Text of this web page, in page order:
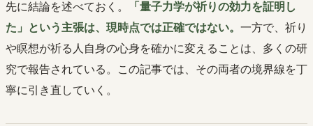
先に結論を述べておく。
「量子力学が祈りの効力を証明し
た」という主張は、現時点では正確ではない。 一方で、祈り
や瞑想が祈る人自身の心身を確かに変えることは、多くの研
究で報告されている。この記事では、その両者の境界線を丁
寧に引き直していく。